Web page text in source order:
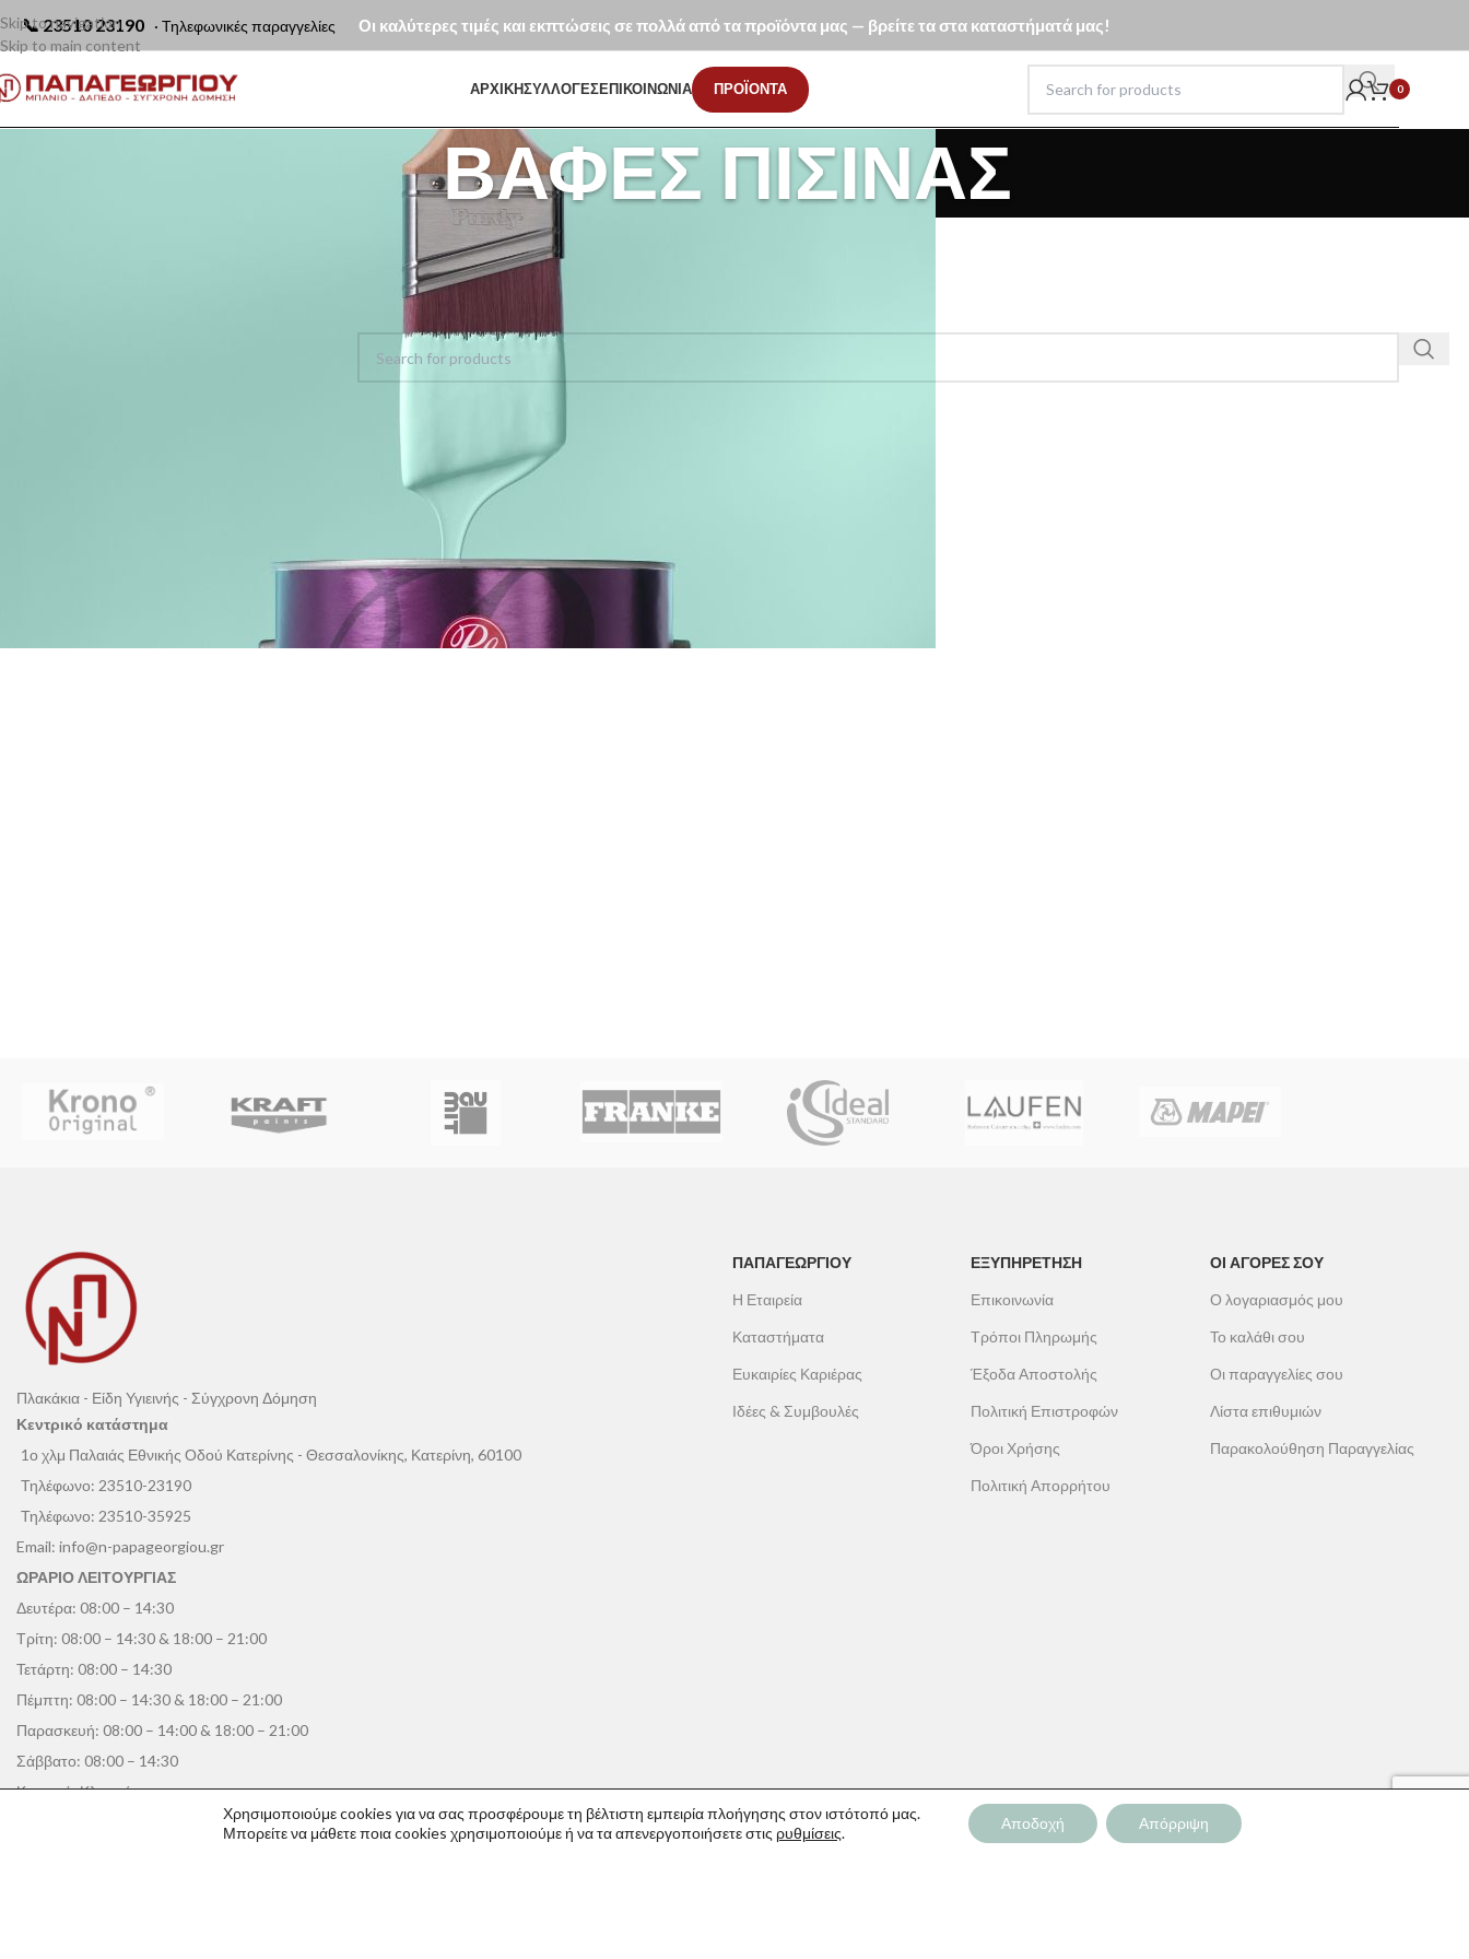
📞 23510 23190 · Τηλεφωνικές παραγγελίες Οι καλύτερες τιμές και εκπτώσεις σε πολλά από τα προϊόντα μας — βρείτε τα στα καταστήματά μας!
Skip to navigation
Skip to main content
ΑΡΧΙΚΗΣΥΛΛΟΓΕΣΕΠΙΚΟΙΝΩΝΙΑ ΠΡΟΪΟΝΤΑ 0
ΒΑΦΈΣ ΠΙΣΊΝΑΣ
Αρχική σελίδα Χρώματα Βαφές Πισίνας
Πλακάκια - Είδη Υγιεινής - Σύγχρονη Δόμηση
Κεντρικό κατάστημα
1ο χλμ Παλαιάς Εθνικής Οδού Κατερίνης - Θεσσαλονίκης, Κατερίνη, 60100
Τηλέφωνο: 23510-23190
Τηλέφωνο: 23510-35925
Email: info@n-papageorgiou.gr
ΩΡΑΡΙΟ ΛΕΙΤΟΥΡΓΙΑΣ
Δευτέρα: 08:00 – 14:30
Τρίτη: 08:00 – 14:30 & 18:00 – 21:00
Τετάρτη: 08:00 – 14:30
Πέμπτη: 08:00 – 14:30 & 18:00 – 21:00
Παρασκευή: 08:00 – 14:00 & 18:00 – 21:00
Σάββατο: 08:00 – 14:30
Κυριακή: Κλειστά
ΠΑΠΑΓΕΩΡΓΊΟΥ
Η Εταιρεία
Καταστήματα
Ευκαιρίες Καριέρας
Ιδέες & Συμβουλές
ΕΞΥΠΗΡΕΤΗΣΗ
Επικοινωνία
Τρόποι Πληρωμής
Έξοδα Αποστολής
Πολιτική Επιστροφών
Όροι Χρήσης
Πολιτική Απορρήτου
ΟΙ ΑΓΟΡΕΣ ΣΟΥ
Ο λογαριασμός μου
Το καλάθι σου
Οι παραγγελίες σου
Λίστα επιθυμιών
Παρακολούθηση Παραγγελίας
Χρησιμοποιούμε cookies για να σας προσφέρουμε τη βέλτιστη εμπειρία πλοήγησης στον ιστότοπό μας.
Μπορείτε να μάθετε ποια cookies χρησιμοποιούμε ή να τα απενεργοποιήσετε στις ρυθμίσεις.
Αποδοχή Απόρριψη